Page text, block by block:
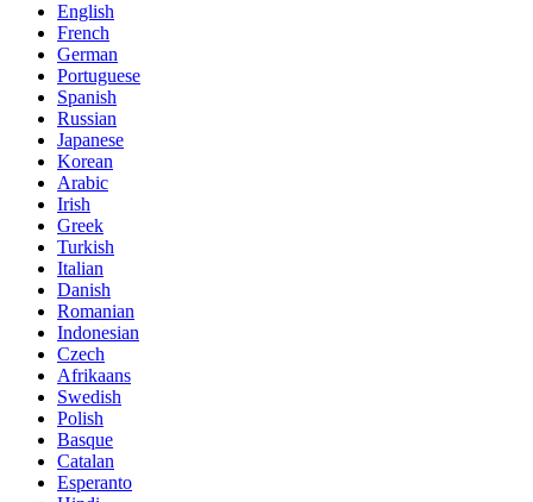
English
French
German
Portuguese
Spanish
Russian
Japanese
Korean
Arabic
Irish
Greek
Turkish
Italian
Danish
Romanian
Indonesian
Czech
Afrikaans
Swedish
Polish
Basque
Catalan
Esperanto